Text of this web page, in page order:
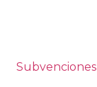
Subvenciones